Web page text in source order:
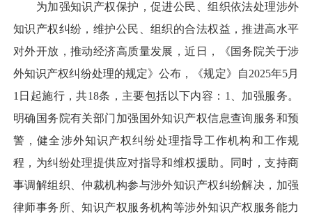
为加强知识产权保护，促进公民、组织依法处理涉外
知识产权纠纷，维护公民、组织的合法权益，推进高水平
对外开放，推动经济高质量发展，近日，《国务院关于涉
外知识产权纠纷处理的规定》公布，《规定》自2025年5月
1日起施行，共18条，主要包括以下内容：1、加强服务。
明确国务院有关部门加强国外知识产权信息查询服务和预
警，健全涉外知识产权纠纷处理指导工作机构和工作规
程，为纠纷处理提供应对指导和维权援助。同时，支持商
事调解组织、仲裁机构参与涉外知识产权纠纷解决，加强
律师事务所、知识产权服务机构等涉外知识产权服务能力